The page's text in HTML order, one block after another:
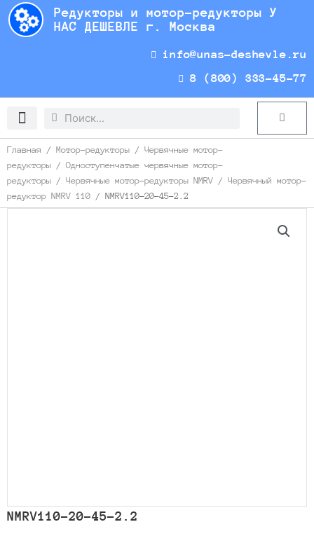
Перейти
содержимому
Редукторы и мотор-редукторы У
НАС ДЕШЕВЛЕ г. Москва
info@unas-deshevle.ru
8 (800) 333-45-77
Search
Search Cart
Главная / Мотор-редукторы / Червячные мотор-
редукторы / Одноступенчатые червячные мотор-
редукторы / Червячные мотор-редукторы NMRV / Червячный мотор-
редуктор NMRV 110 / NMRV110-20-45-2.2
NMRV110-20-45-2.2